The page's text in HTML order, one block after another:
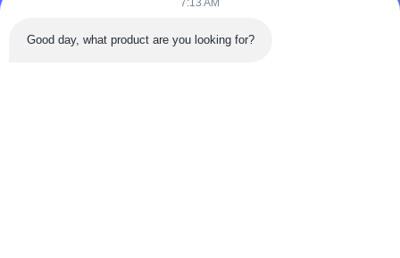
7:13 AM
Good day, what product are you looking for?